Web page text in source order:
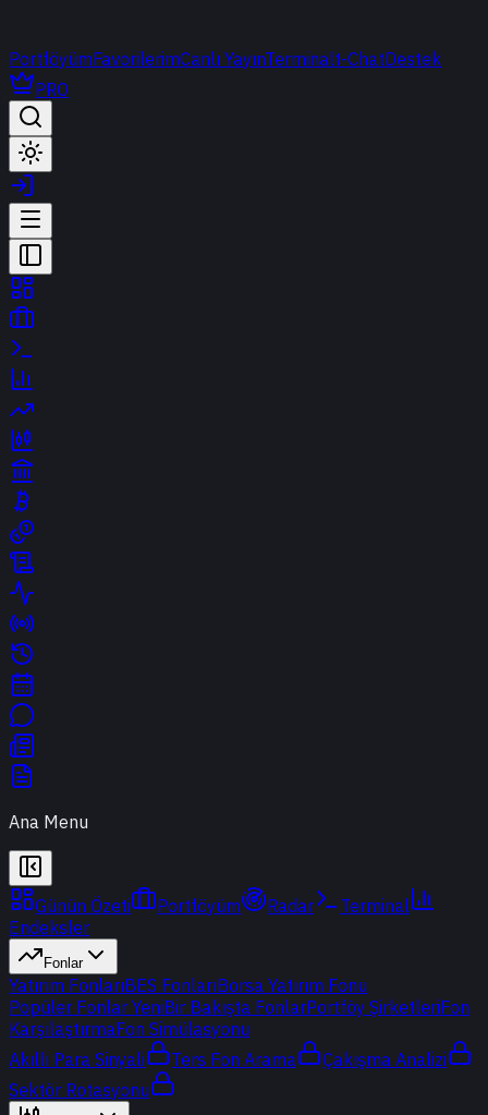
PortföyümFavorilerimCanlı YayınTerminalt-ChatDestek
PRO
Ana Menu
Günün Özeti Portföyüm Radar
Terminal
Endeksler
Fonlar
Yatırım FonlarıBES FonlarıBorsa Yatırım Fonu
Popüler Fonlar YeniBir Bakışta FonlarPortföy ŞirketleriFon
KarşılaştırmaFon Simülasyonu
Akıllı Para Sinyali
Ters Fon Arama
Çakışma Analizi
Sektör Rotasyonu